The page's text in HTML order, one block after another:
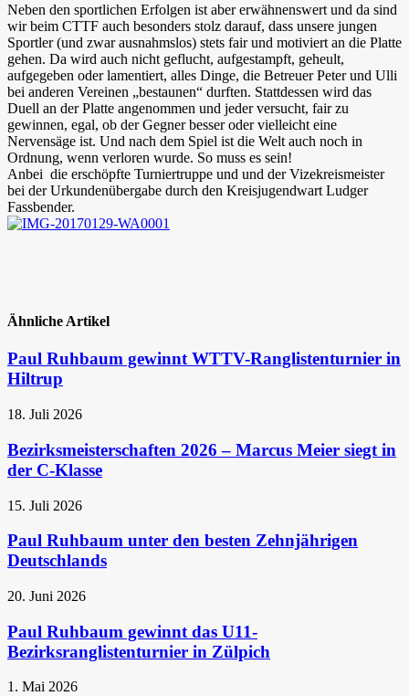
Neben den sportlichen Erfolgen ist aber erwähnenswert und da sind
wir beim CTTF auch besonders stolz darauf, dass unsere jungen
Sportler (und zwar ausnahmslos) stets fair und motiviert an die Platte
gehen. Da wird auch nicht geflucht, aufgestampft, geheult,
aufgegeben oder lamentiert, alles Dinge, die Betreuer Peter und Ulli
bei anderen Vereinen „bestaunen“ durften. Stattdessen wird das
Duell an der Platte angenommen und jeder versucht, fair zu
gewinnen, egal, ob der Gegner besser oder vielleicht eine
Nervensäge ist. Und nach dem Spiel ist die Welt auch noch in
Ordnung, wenn verloren wurde. So muss es sein!
Anbei die erschöpfte Turniertruppe und und der Vizekreismeister
bei der Urkundenübergabe durch den Kreisjugendwart Ludger
Fassbender.
Ähnliche Artikel
Paul Ruhbaum gewinnt WTTV-Ranglistenturnier in
Hiltrup
18. Juli 2026
Bezirksmeisterschaften 2026 – Marcus Meier siegt in
der C-Klasse
15. Juli 2026
Paul Ruhbaum unter den besten Zehnjährigen
Deutschlands
20. Juni 2026
Paul Ruhbaum gewinnt das U11-
Bezirksranglistenturnier in Zülpich
1. Mai 2026